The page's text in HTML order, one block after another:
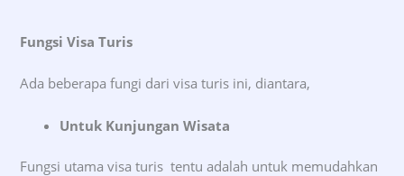
Fungsi Visa Turis
Ada beberapa fungi dari visa turis ini, diantara,
Untuk Kunjungan Wisata
Fungsi utama visa turis tentu adalah untuk memudahkan